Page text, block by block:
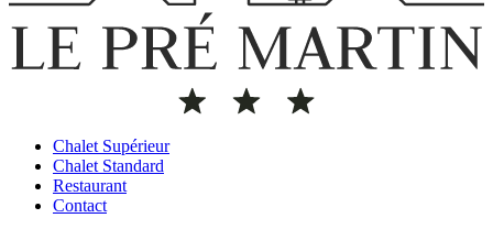
Chalet Supérieur
Chalet Standard
Restaurant
Contact